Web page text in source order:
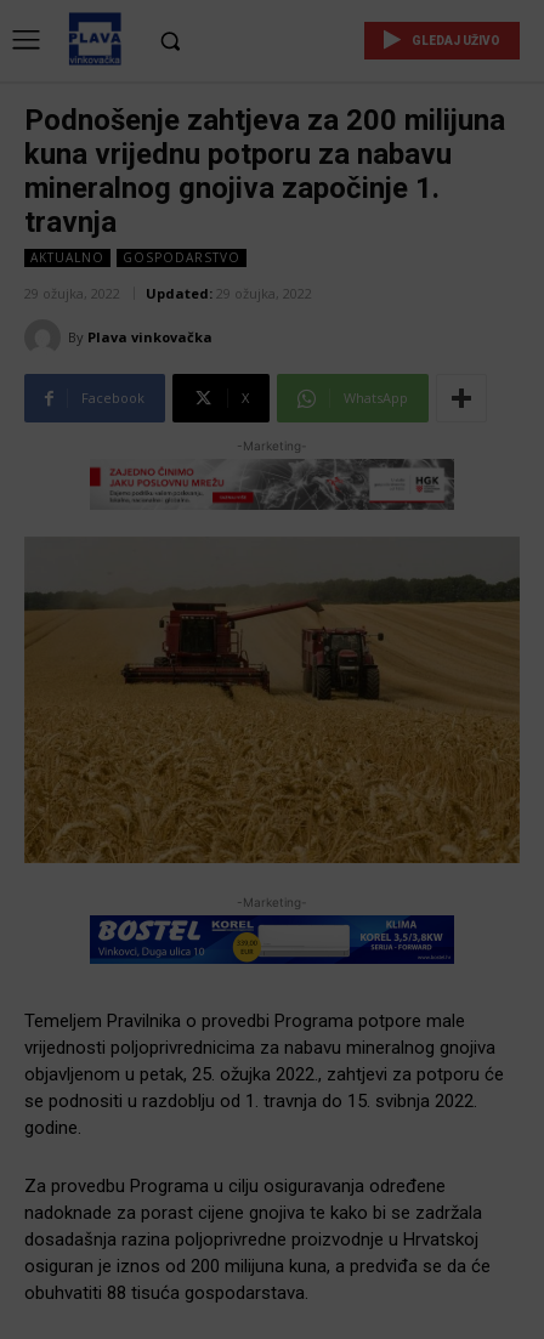
GLEDAJ UŽIVO
Podnošenje zahtjeva za 200 milijuna
kuna vrijednu potporu za nabavu
mineralnog gnojiva započinje 1.
travnja
AKTUALNO GOSPODARSTVO
29 ožujka, 2022 Updated: 29 ožujka, 2022
By Plava vinkovačka
Facebook X WhatsApp
-Marketing-
-Marketing-
Temeljem Pravilnika o provedbi Programa potpore male
vrijednosti poljoprivrednicima za nabavu mineralnog gnojiva
objavljenom u petak, 25. ožujka 2022., zahtjevi za potporu će
se podnositi u razdoblju od 1. travnja do 15. svibnja 2022.
godine.
Za provedbu Programa u cilju osiguravanja određene
nadoknade za porast cijene gnojiva te kako bi se zadržala
dosadašnja razina poljoprivredne proizvodnje u Hrvatskoj
osiguran je iznos od 200 milijuna kuna, a predviđa se da će
obuhvatiti 88 tisuća gospodarstava.